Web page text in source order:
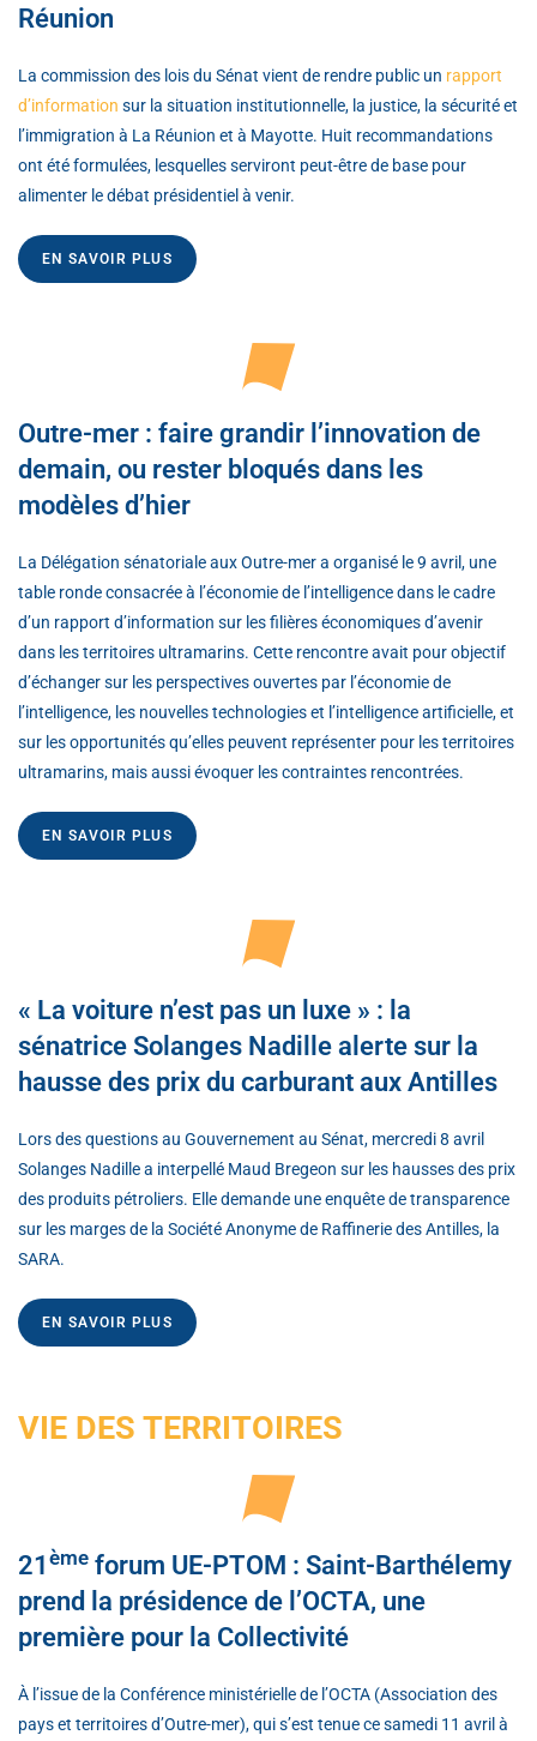
Réunion
La commission des lois du Sénat vient de rendre public un rapport
d’information sur la situation institutionnelle, la justice, la sécurité et
l’immigration à La Réunion et à Mayotte. Huit recommandations
ont été formulées, lesquelles serviront peut-être de base pour
alimenter le débat présidentiel à venir.
EN SAVOIR PLUS
Outre-mer : faire grandir l’innovation de
demain, ou rester bloqués dans les
modèles d’hier
La Délégation sénatoriale aux Outre-mer a organisé le 9 avril, une
table ronde consacrée à l’économie de l’intelligence dans le cadre
d’un rapport d’information sur les filières économiques d’avenir
dans les territoires ultramarins. Cette rencontre avait pour objectif
d’échanger sur les perspectives ouvertes par l’économie de
l’intelligence, les nouvelles technologies et l’intelligence artificielle, et
sur les opportunités qu’elles peuvent représenter pour les territoires
ultramarins, mais aussi évoquer les contraintes rencontrées.
EN SAVOIR PLUS
« La voiture n’est pas un luxe » : la
sénatrice Solanges Nadille alerte sur la
hausse des prix du carburant aux Antilles
Lors des questions au Gouvernement au Sénat, mercredi 8 avril
Solanges Nadille a interpellé Maud Bregeon sur les hausses des prix
des produits pétroliers. Elle demande une enquête de transparence
sur les marges de la Société Anonyme de Raffinerie des Antilles, la
SARA.
EN SAVOIR PLUS
VIE DES TERRITOIRES
21 ème forum UE-PTOM : Saint-Barthélemy
prend la présidence de l’OCTA, une
première pour la Collectivité
À l’issue de la Conférence ministérielle de l’OCTA (Association des
pays et territoires d’Outre-mer), qui s’est tenue ce samedi 11 avril à